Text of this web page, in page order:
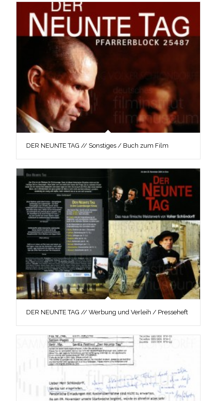
DER NEUNTE TAG // Sonstiges / Buch zum Film
DER NEUNTE TAG // Werbung und Verleih / Presseheft